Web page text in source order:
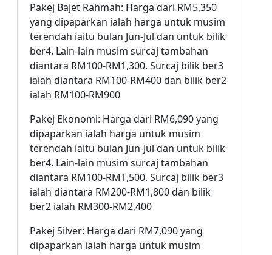
Pakej Bajet Rahmah: Harga dari RM5,350
yang dipaparkan ialah harga untuk musim
terendah iaitu bulan Jun-Jul dan untuk bilik
ber4. Lain-lain musim surcaj tambahan
diantara RM100-RM1,300. Surcaj bilik ber3
ialah diantara RM100-RM400 dan bilik ber2
ialah RM100-RM900
Pakej Ekonomi: Harga dari RM6,090 yang
dipaparkan ialah harga untuk musim
terendah iaitu bulan Jun-Jul dan untuk bilik
ber4. Lain-lain musim surcaj tambahan
diantara RM100-RM1,500. Surcaj bilik ber3
ialah diantara RM200-RM1,800 dan bilik
ber2 ialah RM300-RM2,400
Pakej Silver: Harga dari RM7,090 yang
dipaparkan ialah harga untuk musim